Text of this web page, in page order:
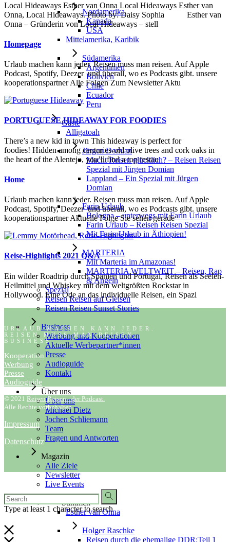
Nordamerika
Kanada
USA
Mittelamerika, Karibik
Südamerika
Argentinien
Bolivien
Chile
Ecuador
Peru
Gäste
Alligatoah
Jürgen Domian
Macht Reisen glücklich? – Reisen Reisen
Spezial mit Jürgen Domian
Lappland – Ein Spezial mit Jürgen
Domian
Farin Urlaub
Bologna – unterwegs mit Farin Urlaub
Farin Urlaub – Reisen Reisen Spezial
Mit Farin Urlaub in Äthiopien!
MARTERIA
Mit Marteria im Amazonas!
MARTERIA WELTWEIT – Reisen, Rap
& Angeln
Spezial
Reisen Reisen auf Gleisen
Reisen Reisen Sunset Stories
Business
Werbung und Kooperationen
Aktuelle Werbepartner*innen
Presse
Audioguide
Kontakt
Über uns
Über uns
Michael Dietz
Jochen Schliemann
Team
Fragen und Antworten
Magazin
Alle Ziele
Newsletter
Live Events
Stimmen
Esther van Onna
Holger Raschke
Reisen durch die ehemalige DDR:Teil 1
Local Hideaways Esther van Onna Local Hideaways Esther van
Onna, Local Hideaways. Photo by: Daisy Sophia Esther van
Onna – Gründerin von Local Hideaways – stell
Homepage
Urlaub machen kann jeder. Reisen muss man reisen. Auf Apple
Podcast, Spotify, Deezer und überall, wo es Podcasts gibt. unsere
kooperationspartner Alle Folgen Zum Newsletter Aktu
PORTUGUESE HIDEAWAY FOR FOODIES
There’s a new kid in town This hideaway is perfect for
foodies! Hidden among centuries-old olive trees and cork oaks in
the heart of the Alentejo, you’ll find a top restau
Home
Urlaub machen kann jeder. Reisen muss man reisen. Auf Apple
Podcast, Spotify, Deezer und überall, wo es Podcasts gibt. unsere
kooperationspartner Aktuelle Folge Sie sehen gerade
Reise-Highlights 2021 Q&A
Ein wilder Roadtrip durch Spanien und Portugal, Reisen als Seelen-
Heilmittel und Whiskey mit dem weltgrößten Rockstar in
Hollywood. Eine Ode an das individuelle Reisen, ein Spazi
URLAUB MACHEN KANN JEDER.
REISEN MUSS MAN REISEN.
BUSINESS
Kooperation
Werbung
Presse
Audioguide
© 2021 Reisen Reisen - der Podcast.
Alle Rechte vorbehalten.
Impressum
Datenschutz
Type at least 1 character to search